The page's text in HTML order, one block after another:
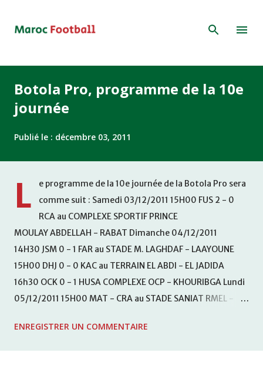
Botola Pro, programme de la 10e
journée
Publié le : décembre 03, 2011
L
e programme de la 10e journée de la Botola Pro sera
comme suit : Samedi 03/12/2011 15H00 FUS 2 - 0
RCA au COMPLEXE SPORTIF PRINCE
MOULAY ABDELLAH - RABAT Dimanche 04/12/2011
14H30 JSM 0 - 1 FAR au STADE M. LAGHDAF - LAAYOUNE
15H00 DHJ 0 - 0 KAC au TERRAIN EL ABDI - EL JADIDA
16h30 OCK 0 - 1 HUSA COMPLEXE OCP - KHOURIBGA Lundi
05/12/2011 15H00 MAT - CRA au STADE SANIAT RMEL -
KHEMISET Mardi 06/12/2011 15H00 WAF - OCS au
ENREGISTRER UN COMMENTAIRE